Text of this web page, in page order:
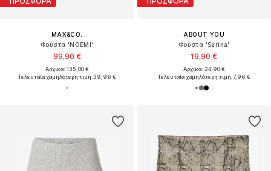
MAX&CO.
Φούστα 'NOEMI'
99,90 €
Αρχικά: 135,00 €
Τελευταία χαμηλότερη τιμή:39,96 €
ABOUT YOU
Φούστα 'Sarina'
19,90 €
Αρχικά: 24,90 €
Τελευταία χαμηλότερη τιμή:7,96 €